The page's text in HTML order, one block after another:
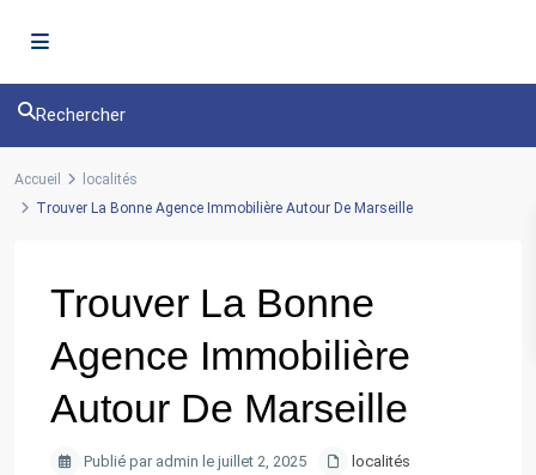
Rechercher
Accueil
localités
Trouver La Bonne Agence Immobilière Autour De Marseille
Trouver La Bonne
Agence Immobilière
Autour De Marseille
Publié par admin le juillet 2, 2025
localités